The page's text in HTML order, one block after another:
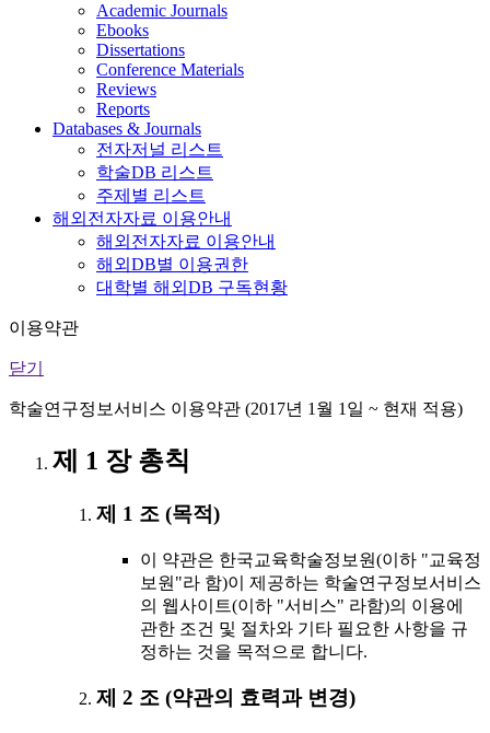
Academic Journals
Ebooks
Dissertations
Conference Materials
Reviews
Reports
Databases & Journals
전자저널 리스트
학술DB 리스트
주제별 리스트
해외전자자료 이용안내
해외전자자료 이용안내
해외DB별 이용권한
대학별 해외DB 구독현황
이용약관
닫기
학술연구정보서비스 이용약관 (2017년 1월 1일 ~ 현재 적용)
제 1 장 총칙
제 1 조 (목적)
이 약관은 한국교육학술정보원(이하 "교육정
보원"라 함)이 제공하는 학술연구정보서비스
의 웹사이트(이하 "서비스" 라함)의 이용에
관한 조건 및 절차와 기타 필요한 사항을 규
정하는 것을 목적으로 합니다.
제 2 조 (약관의 효력과 변경)